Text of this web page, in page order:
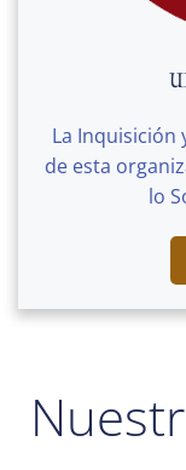
La Inquisición
de esta
lo